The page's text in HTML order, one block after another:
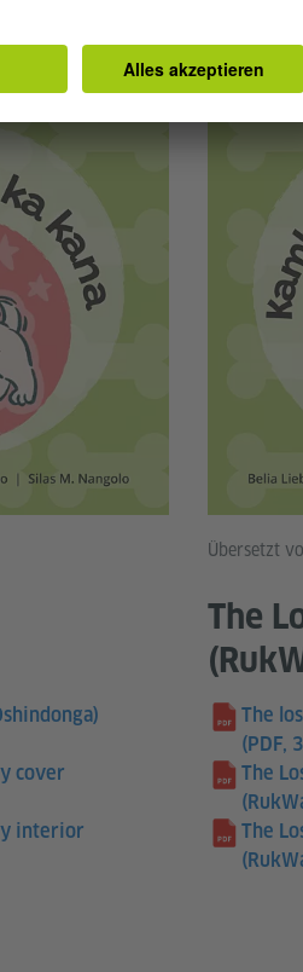
cover
interior
Übersetzt
The
The
(PDF,
The
The